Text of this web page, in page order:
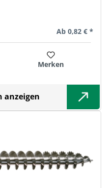
Regulärer Preis:
Ab 0,82 € *
Merken
anzeigen